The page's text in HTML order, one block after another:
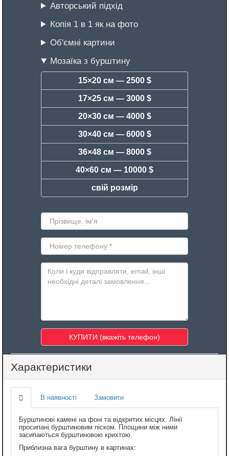
Авторський підхід
Копія 1 в 1 як на фото
Об'ємні картини
Мозаїка з бурштину
15×20 см — 2500 $
17×25 см — 3000 $
20×30 см — 4000 $
30×40 см — 6000 $
36×48 см — 8000 $
40×60 см — 10000 $
свій розмір
Характеристики
В наявності Замовити
Бурштинові камені на фоні та відкритих місцях. Лінії
просипані бурштиновим піском. Площини між ними
засипаються бурштиновою крихтою.
Приблизна вага бурштину в картинах: